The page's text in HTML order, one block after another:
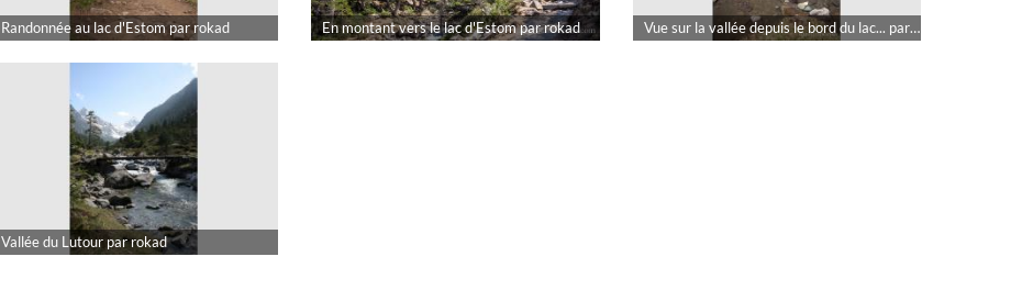
Randonnée au lac d'Estom par rokad En montant vers le lac d'Estom par rokad Vue sur la vallée depuis le bord du lac... par rokad
Vallée du Lutour par rokad